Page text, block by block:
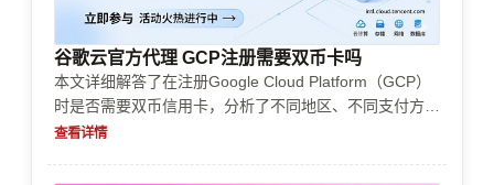
谷歌云官方代理 GCP注册需要双币卡吗
本文详细解答了在注册Google Cloud Platform（GCP）
时是否需要双币信用卡，分析了不同地区、不同支付方式
的实际需求，帮助用户轻松理解注册流程中的支付环节，
查看详情